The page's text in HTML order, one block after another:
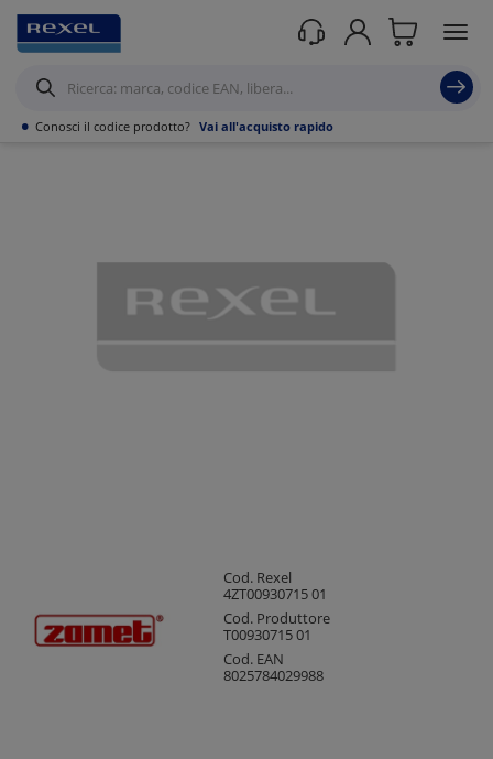
• Conosci il codice prodotto? Vai all'acquisto rapido
Prodotti /Canalizzazioni Canaline Passacavi Industriali in Metallo/Curve,
Derivazioni e accessori per Canale forato
Cod. Rexel
4ZT00930715 01
Cod. Produttore
T00930715 01
Cod. EAN
8025784029988